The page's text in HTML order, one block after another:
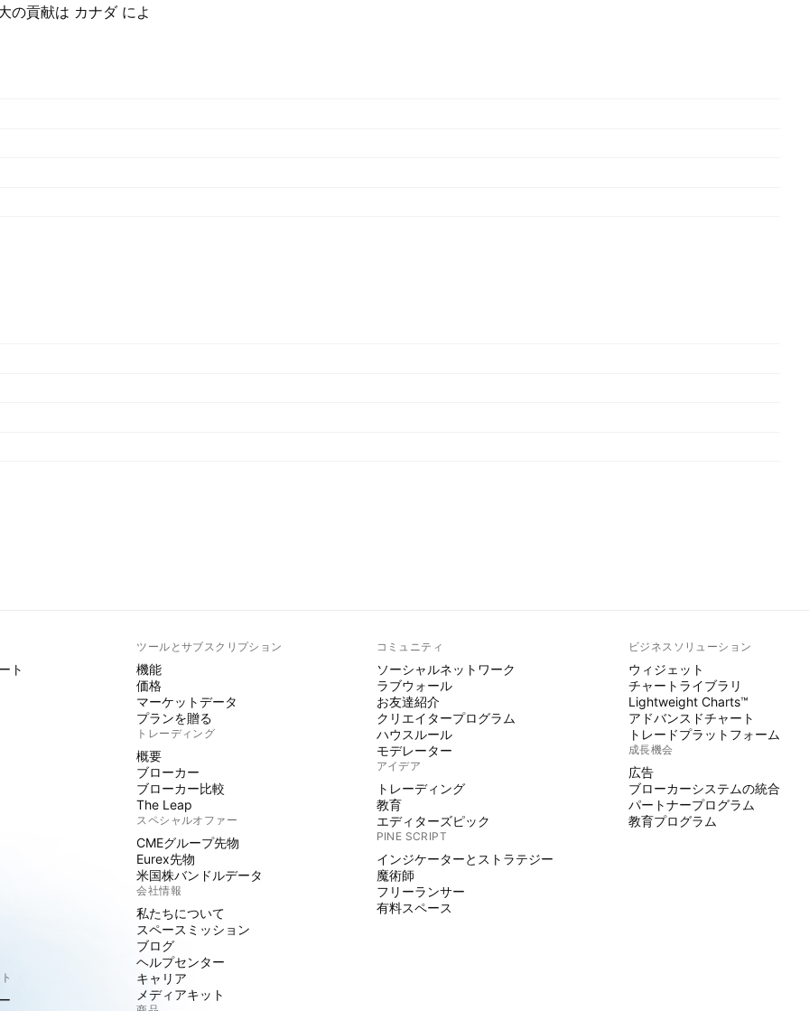
の貢献は カナダ によ
ト
ツールとサブスクリプション
機能
価格
マーケットデータ
プランを贈る
トレーディング
概要
ブローカー
ブローカー比較
The Leap
スペシャルオファー
CMEグループ先物
Eurex先物
米国株バンドルデータ
会社情報
私たちについて
スペースミッション
ブログ
ヘルプセンター
キャリア
メディアキット
コミュニティ
ソーシャルネットワーク
ラブウォール
お友達紹介
クリエイタープログラム
ハウスルール
モデレーター
アイデア
トレーディング
教育
エディターズピック
PINE SCRIPT
インジケーターとストラテジー
魔術師
フリーランサー
有料スペース
ビジネスソリューション
ウィジェット
チャートライブラリ
Lightweight Charts™
アドバンスドチャート
トレードプラットフォーム
成長機会
広告
ブローカーシステムの統合
パートナープログラム
教育プログラム